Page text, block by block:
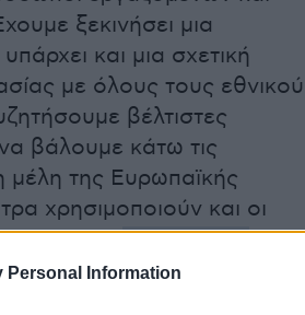
Personal Information
ξεκινήσει μια
και μια σχετική
με όλους τους
βέλτιστες
βάλουμε κάτω τις
μέλη της Ευρωπαϊκής
χρησιμοποιούν και οι
σύναψησυλλογικών
όλα αυτά μαζί με τους